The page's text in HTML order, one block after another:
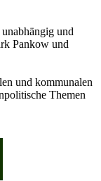
und
Pankow und
und kommunalen
Themen